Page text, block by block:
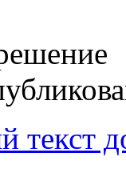
текст